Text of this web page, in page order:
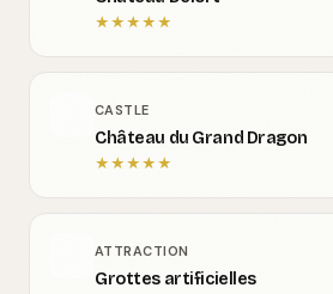
★★★★★
CASTLE
Château du Grand Dragon
★★★★★
ATTRACTION
Grottes artificielles